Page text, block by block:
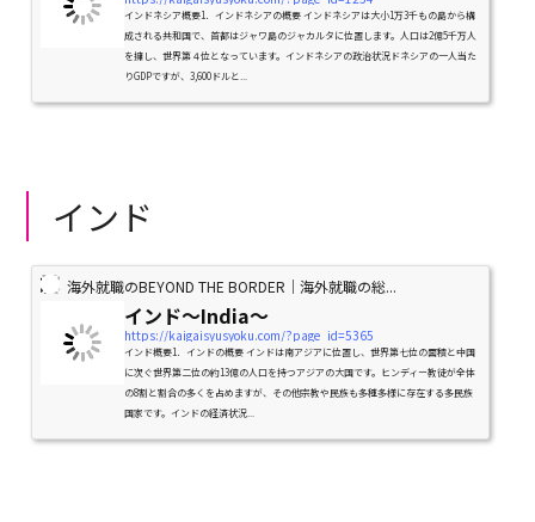
インドネシア概要1．インドネシアの概要 インドネシアは大小1万3千もの島から構
成される共和国で、首都はジャワ島のジャカルタに位置します。人口は2億5千万人
を擁し、世界第４位となっています。インドネシアの政治状況ドネシアの一人当た
りGDPですが、3,600ドルと...
インド
海外就職のBEYOND THE BORDER｜海外就職の総...
インド〜India〜
https://kaigaisyusyoku.com/?page_id=5365
インド概要1．インドの概要 インドは南アジアに位置し、世界第七位の面積と中国
に次ぐ世界第二位の約13億の人口を持つアジアの大国です。ヒンディー教徒が全体
の8割と割合の多くを占めますが、その他宗教や民族も多種多様に存在する多民族
国家です。インドの経済状況...